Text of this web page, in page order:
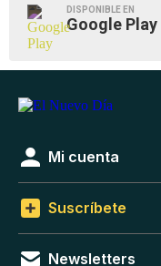
DISPONIBLE EN
Google Play
Mi cuenta
Suscríbete
Newsletters